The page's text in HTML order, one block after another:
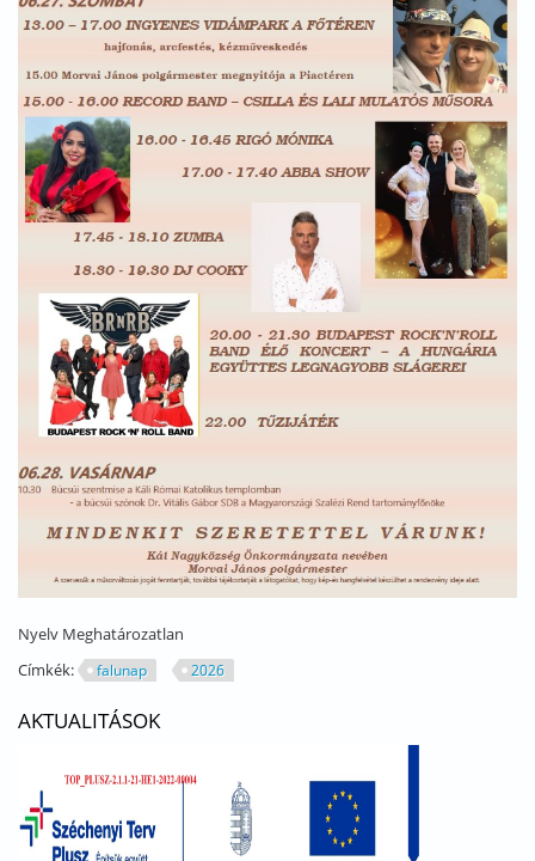
Nyelv Meghatározatlan
Címkék:
falunap 2026
AKTUALITÁSOK